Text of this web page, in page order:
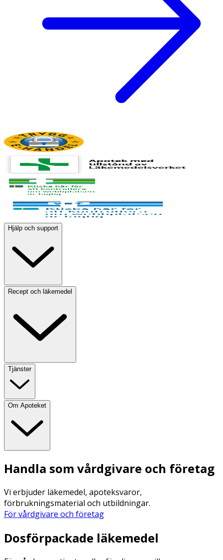
Hjälp och support
Recept och läkemedel
Tjänster
Om Apoteket
Handla som vårdgivare och företag
Vi erbjuder läkemedel, apoteksvaror,
förbrukningsmaterial och utbildningar.
För vårdgivare och företag
Dosförpackade läkemedel